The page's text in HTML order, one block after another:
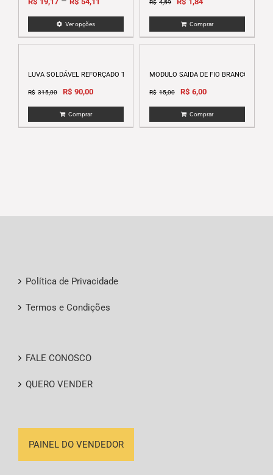
Ver opções
This
product
multiple
variants.
may
R$ 4,59
price
was:
R$4,59.
price
is:
R$1,84.
Comprar
LUVA SOLDÁVEL REFORÇADO TIGRE DN 160MM
R$ 315,00
Original
price
was:
R$315,00.
R$ 90,00Current
price
R$90,00.
Comprar
MODULO SAIDA DE FIO BRANCO
R$ 15,00
Original
price
was:
R$15,00.
R$ 6,00Current
price
is:
R$6,00.
Comprar
Política de Privacidade
Termos e Condições
FALE CONOSCO
QUERO VENDER
PAINEL DO VENDEDOR